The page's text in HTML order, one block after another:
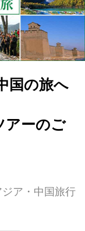
国の旅へ
アーのご
ジア・中国旅行